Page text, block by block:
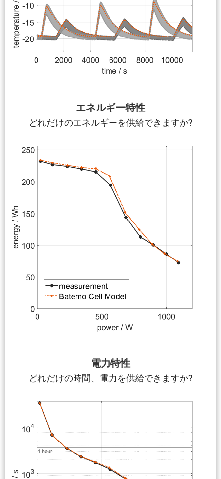
エネルギー特性
どれだけのエネルギーを供給できますか?
電力特性
どれだけの時間、電力を供給できますか?